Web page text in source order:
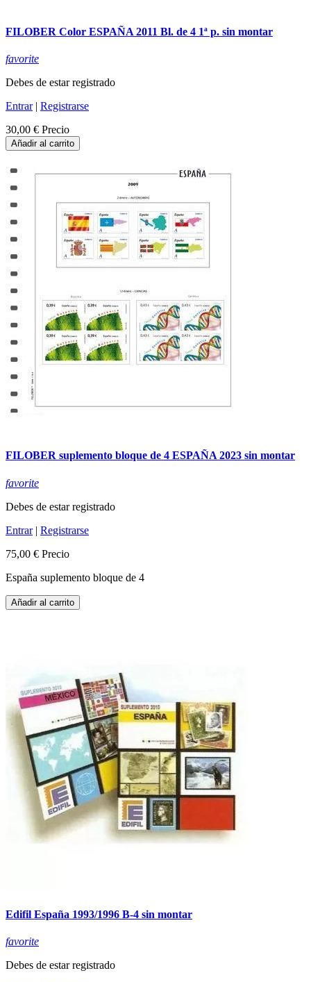
FILOBER Color ESPAÑA 2011 Bl. de 4 1ª p. sin montar
favorite
Debes de estar registrado
Entrar| Registrarse
30,00 € Precio
Añadir al carrito
FILOBER suplemento bloque de 4 ESPAÑA 2023 sin montar
favorite
Debes de estar registrado
Entrar| Registrarse
75,00 € Precio
España suplemento bloque de 4
Añadir al carrito
Edifil España 1993/1996 B-4 sin montar
favorite
Debes de estar registrado